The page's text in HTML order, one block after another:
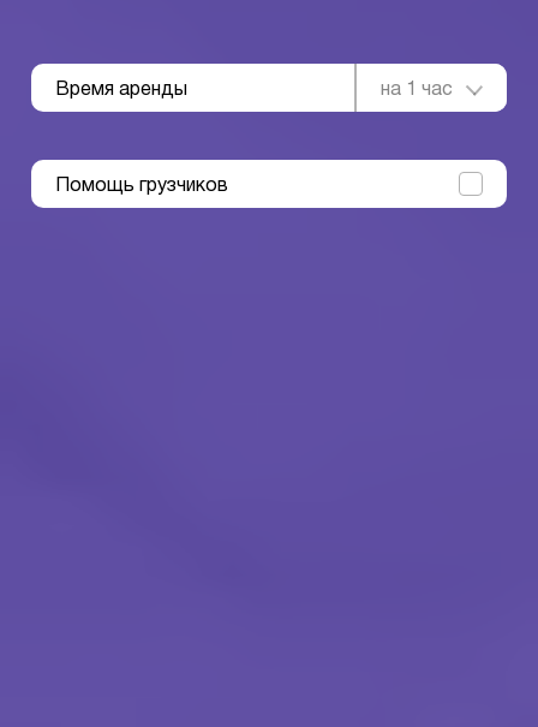
Время аренды на 1 час
Помощь грузчиков